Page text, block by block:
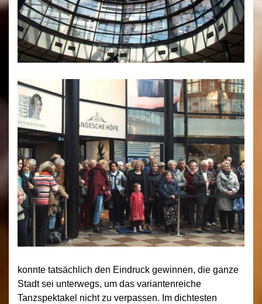
konnte tatsächlich den Eindruck gewinnen, die ganze
Stadt sei unterwegs, um das variantenreiche
Tanzspektakel nicht zu verpassen. Im dichtesten